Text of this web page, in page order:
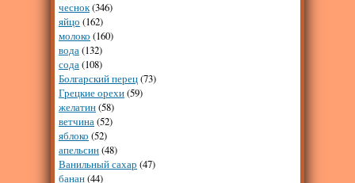
чеснок(346)
яйцо (162)
молоко (160)
вода(132)
сода(108)
Болгарский перец(73)
Грецкие орехи(59)
желатин(58)
ветчина(52)
яблоко (52)
апельсин(48)
Ванильный сахар (47)
банан(44)